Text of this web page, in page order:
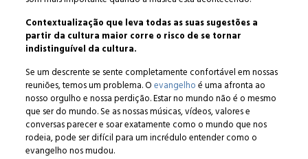
Contextualização que leva todas as suas sugestões a
partir da cultura maior corre o risco de se tornar
indistinguível da cultura.
Se um descrente se sente completamente confortável em nossas
reuniões, temos um problema. Oevangelhoé uma afronta ao
nosso orgulho e nossa perdição. Estar no mundo não é o mesmo
que ser do mundo. Se as nossas músicas, vídeos, valores e
conversas parecer e soar exatamente como o mundo que nos
rodeia, pode ser difícil para um incrédulo entender como o
evangelho nos mudou.